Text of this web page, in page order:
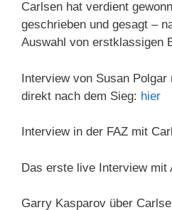
Carlsen hat verdient
geschrieben und gesagt –
Auswahl von erstklassigen
Interview von Susan
direkt nach dem Sieg: hier
Interview in der FAZ mit
Das erste live Interview mit
Garry Kasparov über